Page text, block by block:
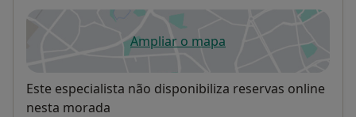
Ampliar o mapaabre num novo separador
Disponibilidade
Este especialista não disponibiliza reservas online
nesta morada